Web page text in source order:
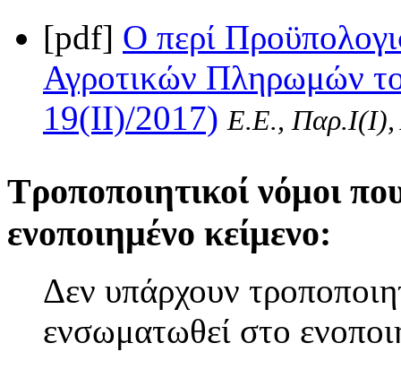
[pdf] Ο περί
Αγροτικών Πληρωμών
19(II)/2017) Ε.Ε., Παρ.Ι(I),
Τροποποιητικοί νόμοι
ενοποιημένο κείμενο:
Δεν υπάρχουν
ενσωματωθεί στο